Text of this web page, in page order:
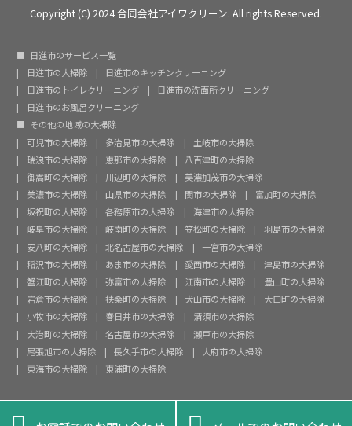
Copyright (C) 2024 合同会社アイワクリーン. All rights Reserved.
日進市のサービス一覧
日進市の大掃除
日進市のキッチンクリーニング
日進市のトイレクリーニング
日進市の洗面所クリーニング
日進市のお風呂クリーニング
その他の地域の大掃除
可児市の大掃除
多治見市の大掃除
土岐市の大掃除
瑞浪市の大掃除
恵那市の大掃除
八百津町の大掃除
御嵩町の大掃除
川辺町の大掃除
美濃加茂市の大掃除
美濃市の大掃除
山県市の大掃除 関市の大掃除
富加町の大掃除
坂祝町の大掃除
各務原市の大掃除
海津市の大掃除
岐阜市の大掃除
岐南町の大掃除 笠松町の大掃除
羽島市の大掃除
安八町の大掃除
北名古屋市の大掃除
一宮市の大掃除
稲沢市の大掃除
あま市の大掃除 愛西市の大掃除
津島市の大掃除
蟹江町の大掃除
弥富市の大掃除 江南市の大掃除
豊山町の大掃除
岩倉市の大掃除
扶桑町の大掃除 犬山市の大掃除
大口町の大掃除
小牧市の大掃除
春日井市の大掃除
清須市の大掃除
大治町の大掃除
名古屋市の大掃除
瀬戸市の大掃除
尾張旭市の大掃除
長久手市の大掃除
大府市の大掃除
東海市の大掃除
東浦町の大掃除